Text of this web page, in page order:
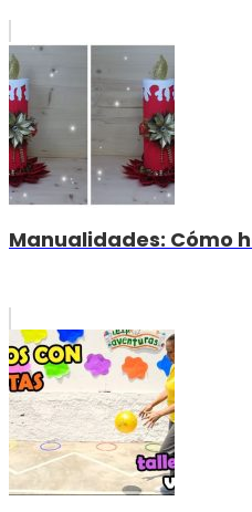
Manualidades: Cómo